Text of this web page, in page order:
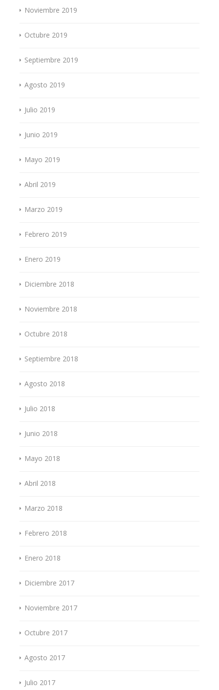
Noviembre 2019
Octubre 2019
Septiembre 2019
Agosto 2019
Julio 2019
Junio 2019
Mayo 2019
Abril 2019
Marzo 2019
Febrero 2019
Enero 2019
Diciembre 2018
Noviembre 2018
Octubre 2018
Septiembre 2018
Agosto 2018
Julio 2018
Junio 2018
Mayo 2018
Abril 2018
Marzo 2018
Febrero 2018
Enero 2018
Diciembre 2017
Noviembre 2017
Octubre 2017
Agosto 2017
Julio 2017